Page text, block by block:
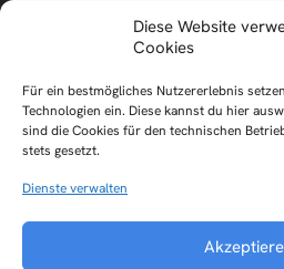
Diese Website
Cookies
Für ein bestmögliches Nutzererlebnis
Technologien ein. Diese kannst du hier
sind die Cookies für den technischen
stets gesetzt.
Dienste verwalten
Cookie-Richtlinie (EU)